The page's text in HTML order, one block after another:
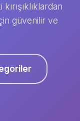
güvenilir ve